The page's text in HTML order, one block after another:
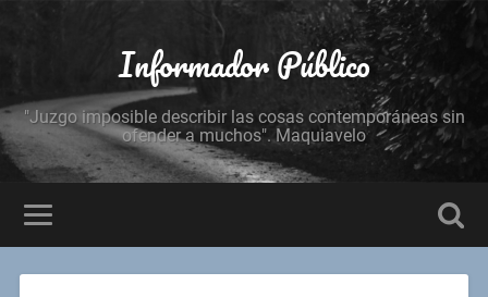
Informador Público
"Juzgo imposible describir las cosas contemporáneas sin
ofender a muchos". Maquiavelo